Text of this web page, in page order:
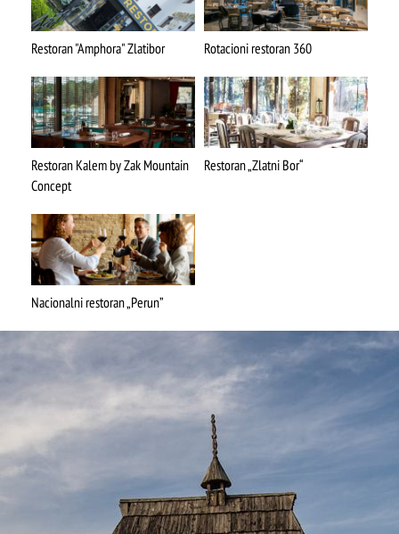
Restoran "Amphora" Zlatibor Rotacioni restoran 360
Restoran Kalem by Zak Mountain
Concept
Restoran „Zlatni Bor“
Nacionalni restoran „Perun”